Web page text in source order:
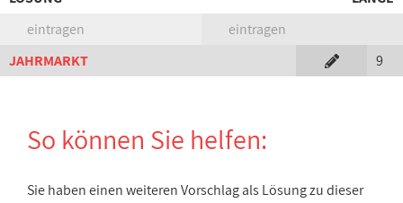
eintragen
eintragen
JAHRMARKT
9
So können Sie helfen:
Sie haben einen weiteren Vorschlag als Lösung zu dieser